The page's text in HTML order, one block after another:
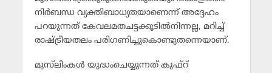
നിര്‍ബന്ധ വ്യക്തിബാധ്യതയാണെന്ന് അദ്ദേഹം
പറയുന്നത് കേവലമതചട്ടക്കൂടില്‍നിന്നല്ല, മറിച്ച്
രാഷ്ട്രീയതലം പരിഗണിച്ചുകൊണ്ടുതന്നെയാണ്.
മുസ്‌ലിംകള്‍ യുദ്ധംചെയ്യുന്നത് കുഫ്‌റ്